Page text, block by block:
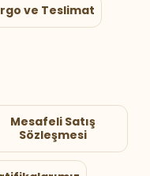
ve Teslimat
Mesafeli Satış
Sözleşmesi